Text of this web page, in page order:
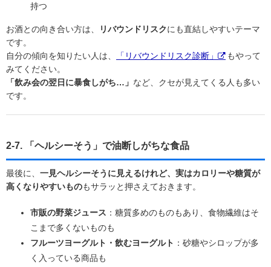
持つ
お酒との向き合い方は、 リバウンドリスクにも直結しやすいテーマ
です。
自分の傾向を知りたい人は、
「リバウンドリスク診断」
もやって
みてください。
「飲み会の翌日に暴食しがち…」 など、クセが見えてくる人も多い
です。
2-7. 「ヘルシーそう」で油断しがちな食品
最後に、 一見ヘルシーそうに見えるけれど、実はカロリーや糖質が
高くなりやすいものもサラッと押さえておきます。
市販の野菜ジュース ：糖質多めのものもあり、食物繊維はそ
こまで多くないものも
フルーツヨーグルト・飲むヨーグルト ：砂糖やシロップが多
く入っている商品も